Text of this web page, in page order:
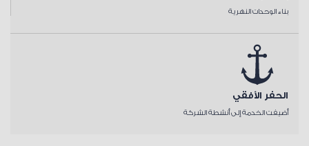
بناء الوحدات النهرية
الحفر الأفقي
أضيفت الخدمة إلى أنشطة الشركة